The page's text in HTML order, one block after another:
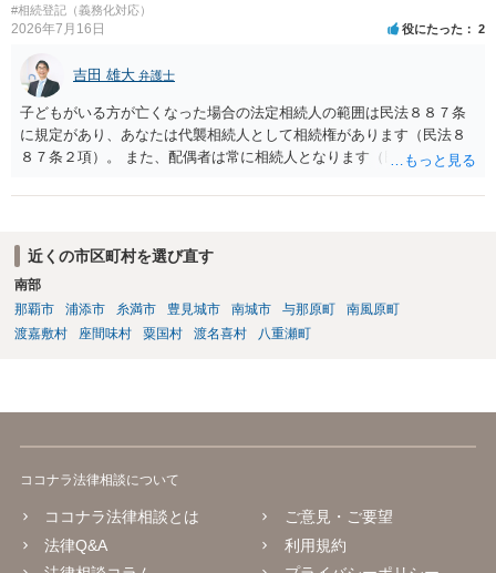
と拒否することはできます。理由を説明する必要はありません。
#相続登記（義務化対応）
2026年7月16日 役にたった 2
吉田 雄大 弁護士
子どもがいる方が亡くなった場合の法定相続人の範囲は民法８８７条
に規定があり、あなたは代襲相続人として相続権があります（民法８
８７条２項）。 また、配偶者は常に相続人となります（民法８９０
も相続権があります。つまり、孫５人に加えて「おじ又はおば」にも
近くの市区町村を選び直す
南部
那覇市
浦添市 糸満市 豊見城市 南城市 与那原町
南風原町
渡嘉敷村
座間味村 粟国村 渡名喜村 八重瀬町
ココナラ法律相談について
ココナラ法律相談とは
法律Q&A
ご意見・ご要望
利用規約